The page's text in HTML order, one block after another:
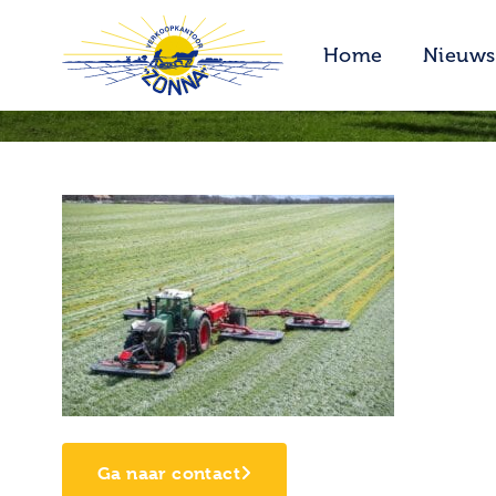
Home Nieuws
Ga naar contact